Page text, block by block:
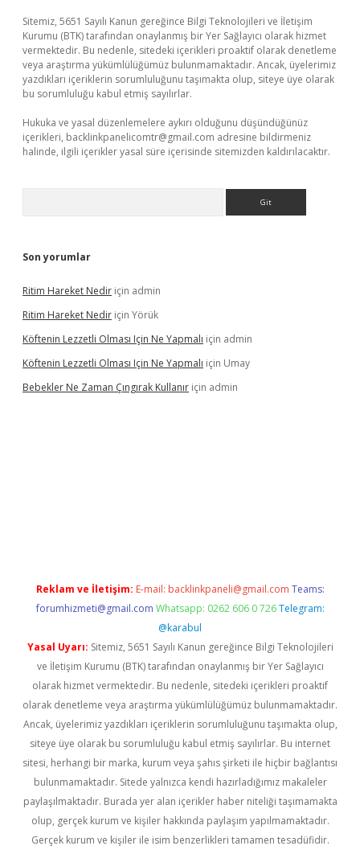
Sitemiz, 5651 Sayılı Kanun gereğince Bilgi Teknolojileri ve İletişim
Kurumu (BTK) tarafından onaylanmış bir Yer Sağlayıcı olarak hizmet
vermektedir. Bu nedenle, sitedeki içerikleri proaktif olarak denetleme
veya araştırma yükümlülüğümüz bulunmamaktadır. Ancak, üyelerimiz
yazdıkları içeriklerin sorumluluğunu taşımakta olup, siteye üye olarak
bu sorumluluğu kabul etmiş sayılırlar.
Hukuka ve yasal düzenlemelere aykırı olduğunu düşündüğünüz
içerikleri, backlinkpanelicomtr@gmail.com adresine bildirmeniz
halinde, ilgili içerikler yasal süre içerisinde sitemizden kaldırılacaktır.
Son yorumlar
Ritim Hareket Nedir için admin
Ritim Hareket Nedir için Yörük
Köftenin Lezzetli Olması Için Ne Yapmalı için admin
Köftenin Lezzetli Olması Için Ne Yapmalı için Umay
Bebekler Ne Zaman Çıngırak Kullanır için admin
Reklam ve İletişim: E-mail: backlinkpaneli@gmail.com Teams:
forumhizmeti@gmail.com Whatsapp: 0262 606 0 726 Telegram:
@karabul
Yasal Uyarı: Sitemiz, 5651 Sayılı Kanun gereğince Bilgi Teknolojileri
ve İletişim Kurumu (BTK) tarafından onaylanmış bir Yer Sağlayıcı
olarak hizmet vermektedir. Bu nedenle, sitedeki içerikleri proaktif
olarak denetleme veya araştırma yükümlülüğümüz bulunmamaktadır.
Ancak, üyelerimiz yazdıkları içeriklerin sorumluluğunu taşımakta olup,
siteye üye olarak bu sorumluluğu kabul etmiş sayılırlar. Bu internet
sitesi, herhangi bir marka, kurum veya şahıs şirketi ile hiçbir bağlantısı
bulunmamaktadır. Sitede yalnızca kendi hazırladığımız makaleler
paylaşılmaktadır. Burada yer alan içerikler haber niteliği taşımamakta
olup, gerçek kurum ve kişiler hakkında paylaşım yapılmamaktadır.
Gerçek kurum ve kişiler ile isim benzerlikleri tamamen tesadüfidir.